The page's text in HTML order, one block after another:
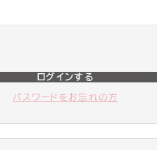
ログインする
パスワードをお忘れの方